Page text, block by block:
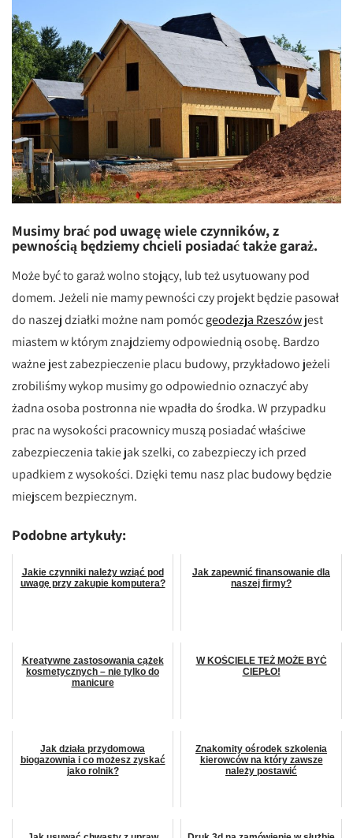
Musimy brać pod uwagę wiele czynników, z
pewnością będziemy chcieli posiadać także garaż.
Może być to garaż wolno stojący, lub też usytuowany pod
domem. Jeżeli nie mamy pewności czy projekt będzie pasował
do naszej działki możne nam pomócgeodezja Rzeszówjest
miastem w którym znajdziemy odpowiednią osobę. Bardzo
ważne jest zabezpieczenie placu budowy, przykładowo jeżeli
zrobiliśmy wykop musimy go odpowiednio oznaczyć aby
żadna osoba postronna nie wpadła do środka. W przypadku
prac na wysokości pracownicy muszą posiadać właściwe
zabezpieczenia takie jak szelki, co zabezpieczy ich przed
upadkiem z wysokości. Dzięki temu nasz plac budowy będzie
miejscem bezpiecznym.
Podobne artykuły:
Jakie czynniki należy wziąć pod
uwagę przy zakupie komputera?
Jak zapewnić finansowanie dla
naszej firmy?
Kreatywne zastosowania cążek
kosmetycznych – nie tylko do
manicure
W KOŚCIELE TEŻ MOŻE BYĆ
CIEPŁO!
Jak działa przydomowa
biogazownia i co możesz zyskać
jako rolnik?
Znakomity ośrodek szkolenia
kierowców na który zawsze
należy postawić